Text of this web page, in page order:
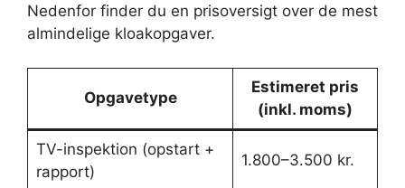
Nedenfor finder du en prisoversigt over de mest
almindelige kloakopgaver.
Opgavetype
Estimeret pris
(inkl. moms)
TV-inspektion (opstart +
rapport)
1.800–3.500 kr.